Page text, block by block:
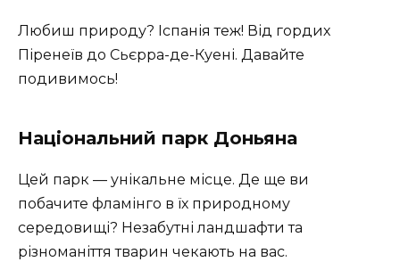
Любиш природу? Іспанія теж! Від гордих
Піренеїв до Сьєрра-де-Куені. Давайте
подивимось!
Національний парк Доньяна
Цей парк — унікальне місце. Де ще ви
побачите фламінго в їх природному
середовищі? Незабутні ландшафти та
різноманіття тварин чекають на вас.